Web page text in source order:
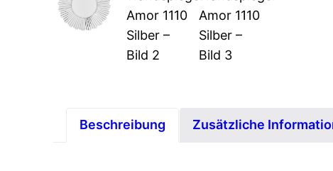
Beschreibung Zusätzliche